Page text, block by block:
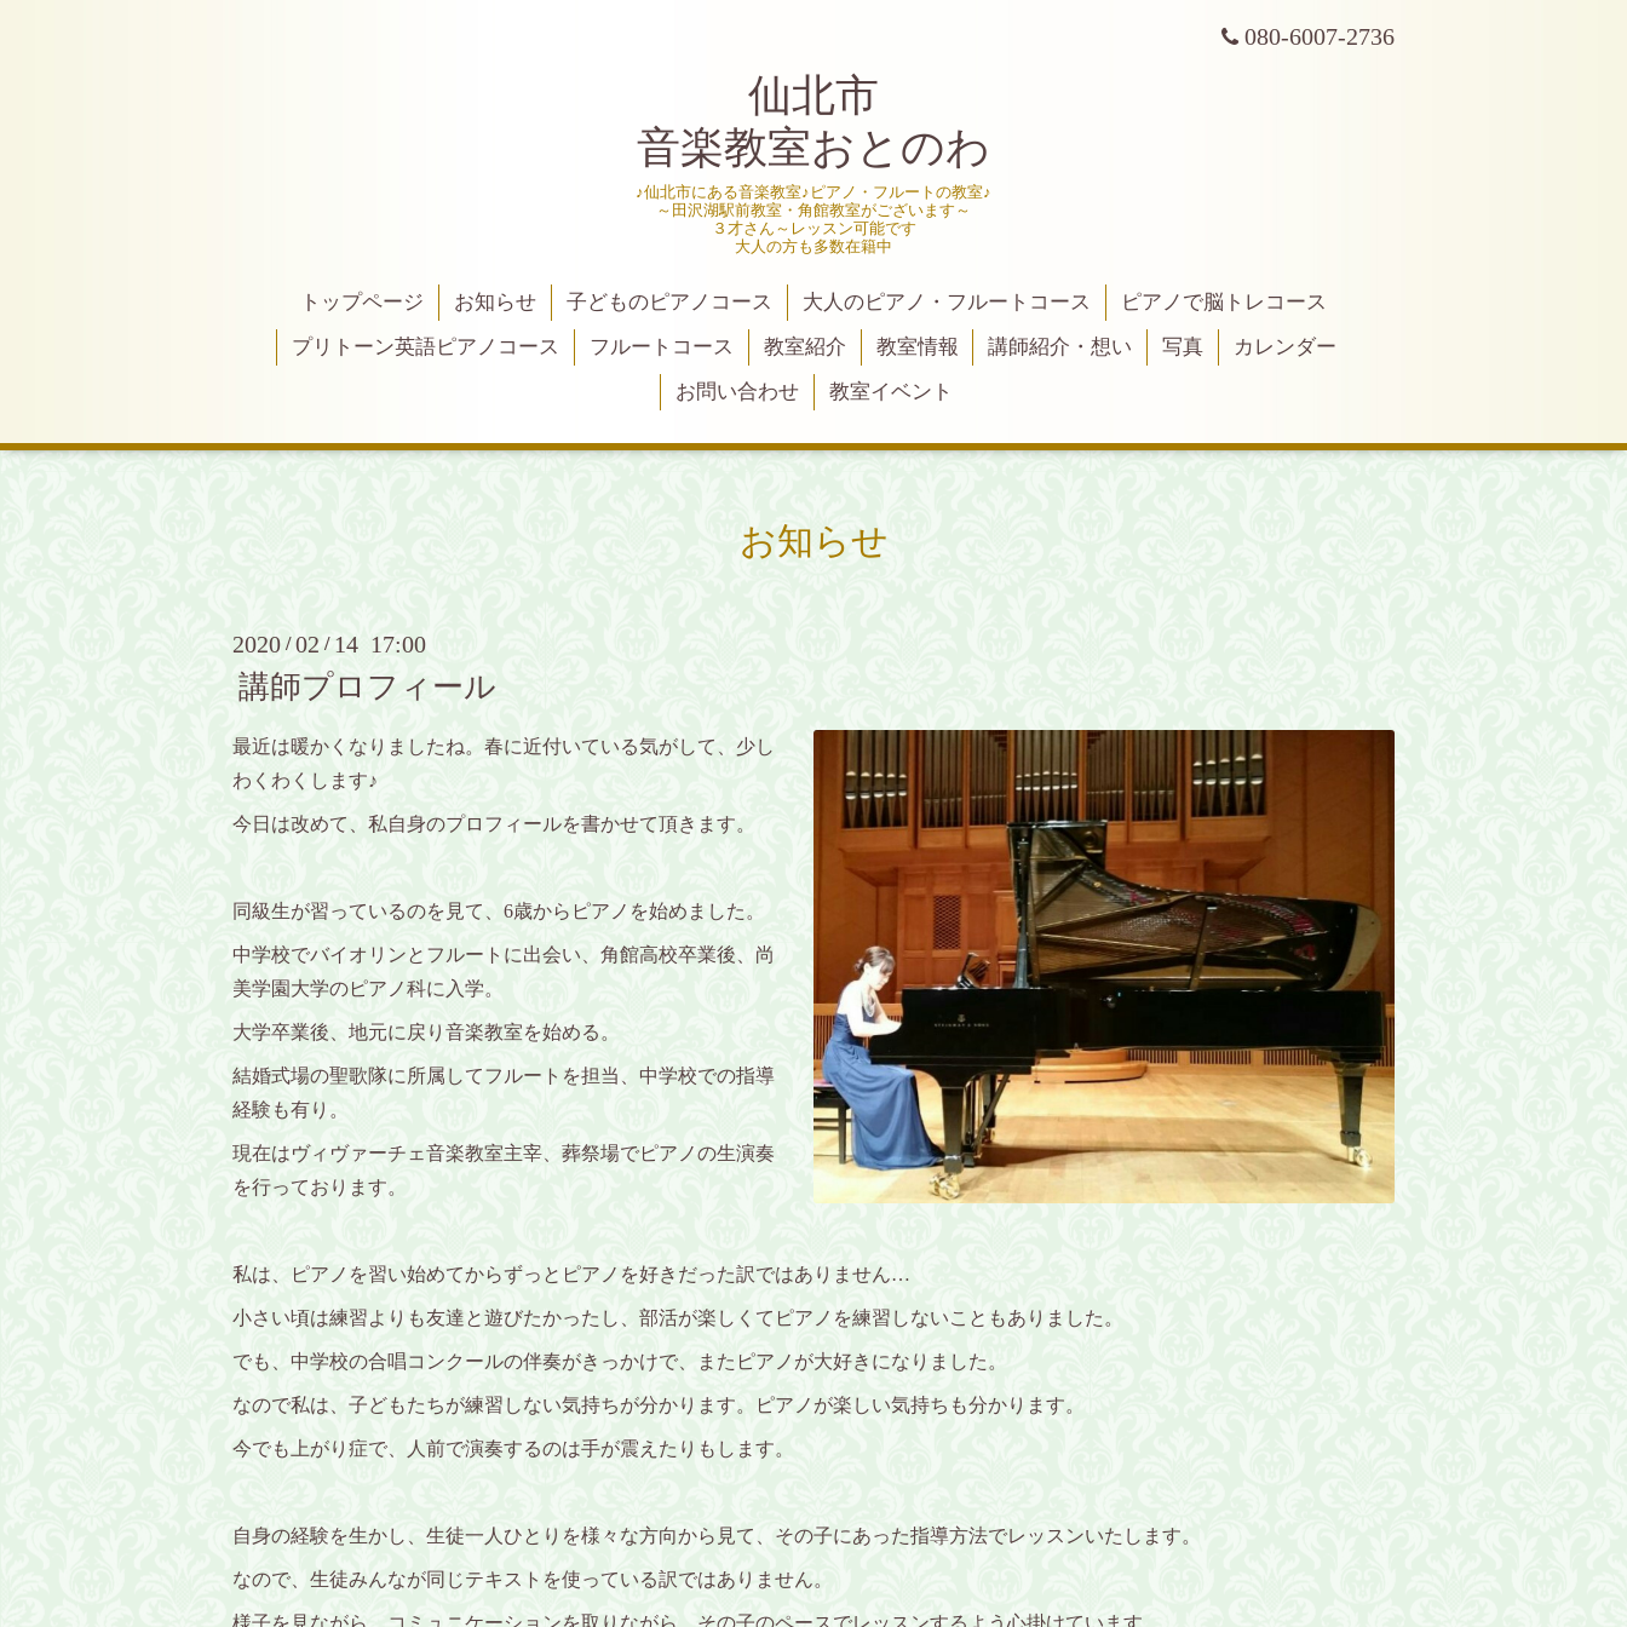
080-6007-2736
仙北市
音楽教室おとのわ
♪仙北市にある音楽教室♪ピアノ・フルートの教室♪
～田沢湖駅前教室・角館教室がございます～
３才さん～レッスン可能です
大人の方も多数在籍中
トップページ お知らせ 子どものピアノコース 大人のピアノ・フルートコース
ピアノで脳トレコース
プリトーン英語ピアノコース
フルートコース 教室紹介 教室情報 講師紹介・想い 写真
カレンダー
お問い合わせ
教室イベント
お知らせ
2020 /02 / 14 17:00
講師プロフィール
最近は暖かくなりましたね。春に近付いている気がして、少し
わくわくします♪
今日は改めて、私自身のプロフィールを書かせて頂きます。
同級生が習っているのを見て、6歳からピアノを始めました。
中学校でバイオリンとフルートに出会い、角館高校卒業後、尚
美学園大学のピアノ科に入学。
大学卒業後、地元に戻り音楽教室を始める。
結婚式場の聖歌隊に所属してフルートを担当、中学校での指導
経験も有り。
現在はヴィヴァーチェ音楽教室主宰、葬祭場でピアノの生演奏
を行っております。
私は、ピアノを習い始めてからずっとピアノを好きだった訳ではありません…
小さい頃は練習よりも友達と遊びたかったし、部活が楽しくてピアノを練習しないこともありました。
でも、中学校の合唱コンクールの伴奏がきっかけで、またピアノが大好きになりました。
なので私は、子どもたちが練習しない気持ちが分かります。ピアノが楽しい気持ちも分かります。
今でも上がり症で、人前で演奏するのは手が震えたりもします。
自身の経験を生かし、生徒一人ひとりを様々な方向から見て、その子にあった指導方法でレッスンいたします。
なので、生徒みんなが同じテキストを使っている訳ではありません。